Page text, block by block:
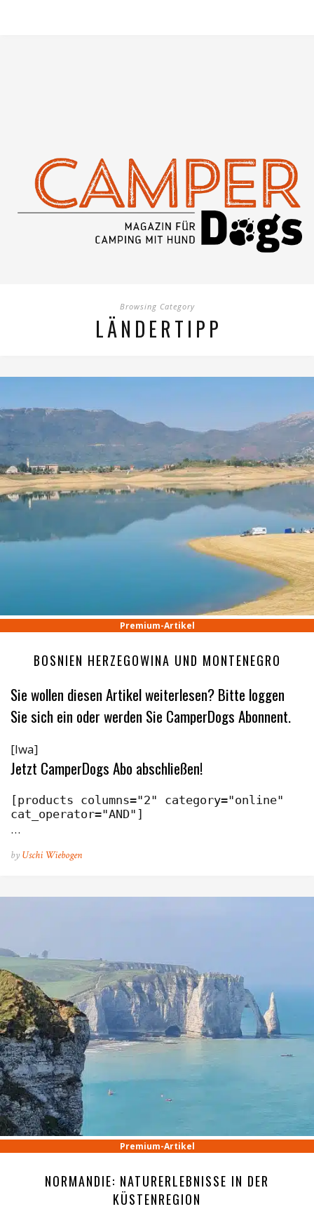
Browsing Category
LÄNDERTIPP
Premium-Artikel
BOSNIEN HERZEGOWINA UND MONTENEGRO
Sie wollen diesen Artikel weiterlesen? Bitte loggen
Sie sich ein oder werden Sie CamperDogs Abonnent.
[lwa]
Jetzt CamperDogs Abo abschließen!
[products columns="2" category="online"
cat_operator="AND"]
…
by Uschi Wiebogen
Premium-Artikel
NORMANDIE: NATURERLEBNISSE IN DER
KÜSTENREGION